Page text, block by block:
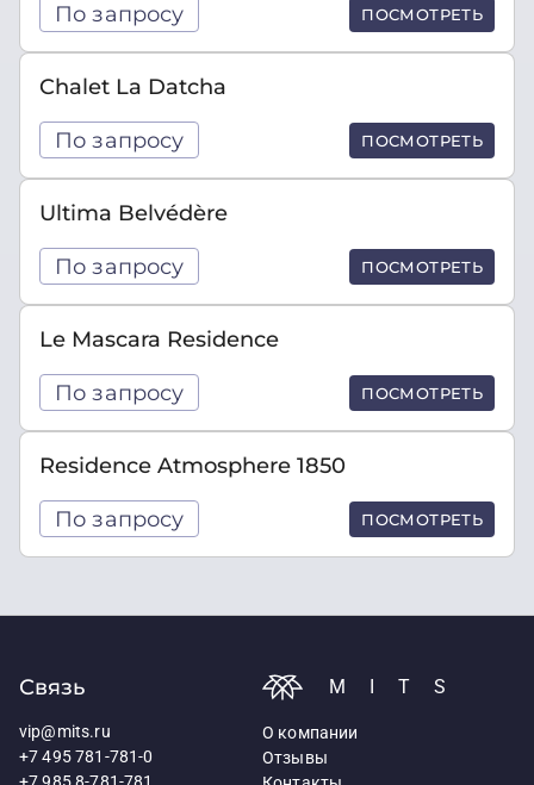
По запросу ПОСМОТРЕТЬ
Chalet La Datcha
По запросу ПОСМОТРЕТЬ
Ultima Belvédère
По запросу ПОСМОТРЕТЬ
Le Mascara Residence
По запросу ПОСМОТРЕТЬ
Residence Atmosphere 1850
По запросу ПОСМОТРЕТЬ
Связь
vip@mits.ru
+7 495 781-781-0
MITS
О компании
Отзывы